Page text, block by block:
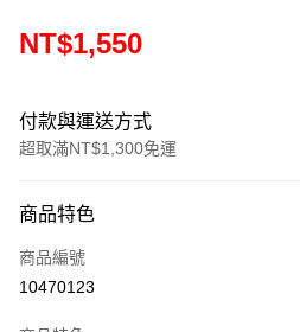
NT$1,550
付款與運送方式
超取滿NT$1,300免運
信用卡一次付款
超商取貨付款
商品特色
商品編號
10470123